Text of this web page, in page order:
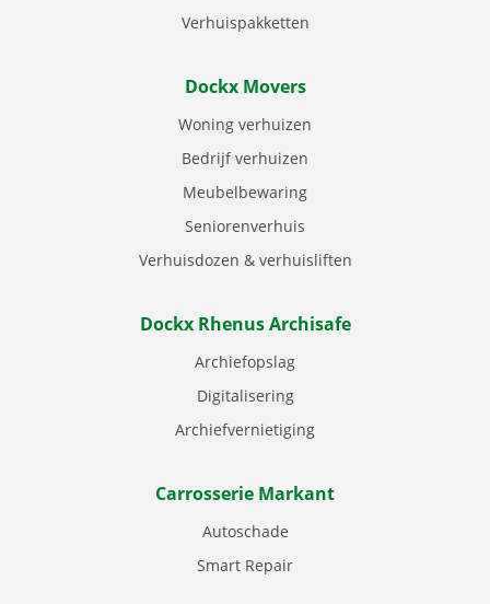
Verhuispakketten
Dockx Movers
Woning verhuizen
Bedrijf verhuizen
Meubelbewaring
Seniorenverhuis
Verhuisdozen & verhuisliften
Dockx Rhenus Archisafe
Archiefopslag
Digitalisering
Archiefvernietiging
Carrosserie Markant
Autoschade
Smart Repair